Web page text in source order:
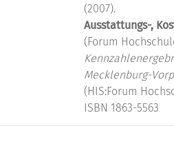
(2007).
Ausstattungs-,
(Forum
Mecklenburg-
(HIS:Forum
ISBN 1863-5563